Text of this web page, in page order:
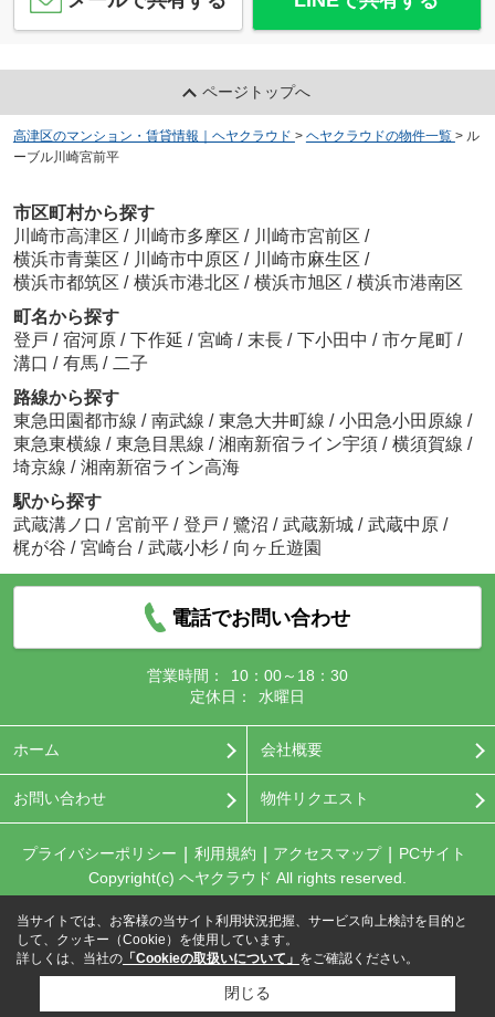
ページトップへ
高津区のマンション・賃貸情報｜ヘヤクラウド > ヘヤクラウドの物件一覧 > ル
ーブル川崎宮前平
市区町村から探す
川崎市高津区 / 川崎市多摩区 / 川崎市宮前区 /
横浜市青葉区 / 川崎市中原区 / 川崎市麻生区 /
横浜市都筑区 / 横浜市港北区 / 横浜市旭区 / 横浜市港南区
町名から探す
登戸 / 宿河原 / 下作延 / 宮崎 / 末長 / 下小田中 / 市ケ尾町 /
溝口 / 有馬 / 二子
路線から探す
東急田園都市線 / 南武線 / 東急大井町線 / 小田急小田原線 /
東急東横線 / 東急目黒線 / 湘南新宿ライン宇須 / 横須賀線 /
埼京線 / 湘南新宿ライン高海
駅から探す
武蔵溝ノ口 / 宮前平 / 登戸 / 鷺沼 / 武蔵新城 / 武蔵中原 /
梶が谷 / 宮崎台 / 武蔵小杉 / 向ヶ丘遊園
電話でお問い合わせ
営業時間：
10：00～18：30
定休日：
水曜日
ホーム 会社概要
お問い合わせ 物件リクエスト
プライバシーポリシー 利用規約 アクセスマップ
PCサイト
Copyright(c) ヘヤクラウド All rights reserved.
当サイトでは、お客様の当サイト利用状況把握、サービス向上検討を目的と
して、クッキー（Cookie）を使用しています。
詳しくは、当社の 「Cookieの取扱いについて」 をご確認ください。
閉じる